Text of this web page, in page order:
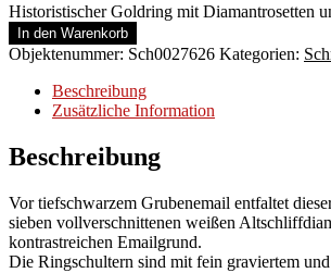
Historistischer Goldring mit Diamantrosetten
In den Warenkorb
Objektenummer: Sch0027626 Kategorien:
Beschreibung
Zusätzliche Information
Beschreibung
Vor tiefschwarzem Grubenemail entfaltet
sieben vollverschnittenen weißen
kontrastreichen Emailgrund.
Die Ringschultern sind mit fein graviertem